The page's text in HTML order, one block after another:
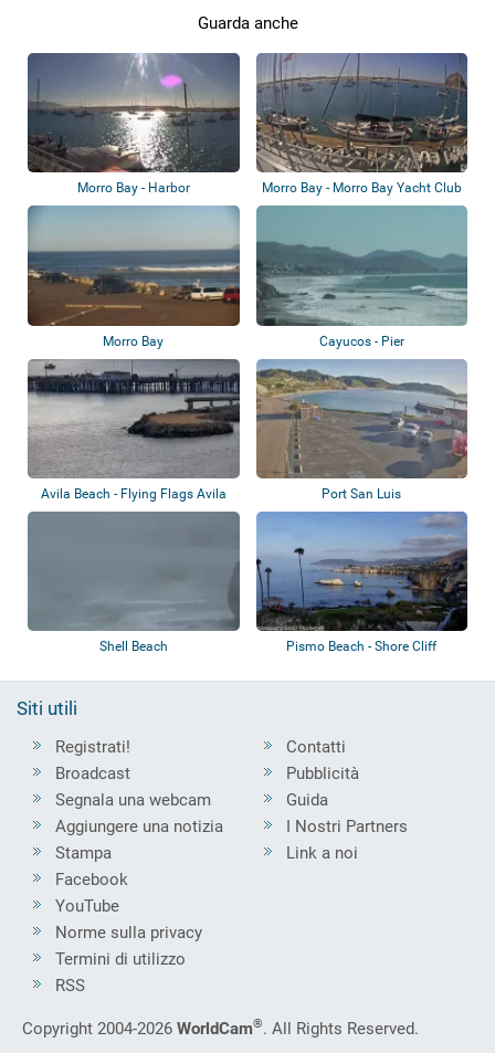
Guarda anche
Morro Bay - Harbor Morro Bay - Morro Bay Yacht Club
Morro Bay Cayucos - Pier
Avila Beach - Flying Flags Avila
Beach
Port San Luis
Shell Beach Pismo Beach - Shore Cliff
Siti utili
Registrati!
Broadcast
Segnala una webcam
Aggiungere una notizia
Stampa
Contatti
Pubblicità
Guida
I Nostri Partners
Link a noi
Facebook
YouTube
Norme sulla privacy
Termini di utilizzo
RSS
Copyright 2004-2026 WorldCam®. All Rights Reserved.